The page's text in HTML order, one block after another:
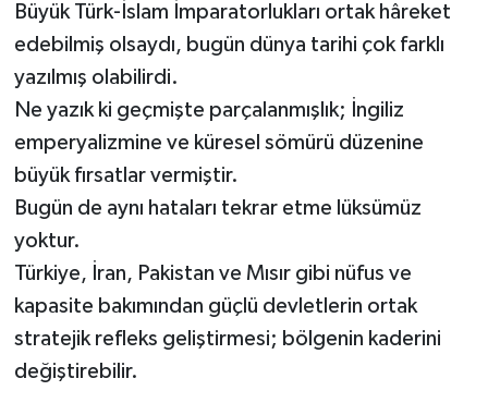
Büyük Türk-İslam İmparatorlukları ortak hâreket
edebilmiş olsaydı, bugün dünya tarihi çok farklı
yazılmış olabilirdi.
Ne yazık ki geçmişte parçalanmışlık; İngiliz
emperyalizmine ve küresel sömürü düzenine
büyük fırsatlar vermiştir.
Bugün de aynı hataları tekrar etme lüksümüz
yoktur.
Türkiye, İran, Pakistan ve Mısır gibi nüfus ve
kapasite bakımından güçlü devletlerin ortak
stratejik refleks geliştirmesi; bölgenin kaderini
değiştirebilir.